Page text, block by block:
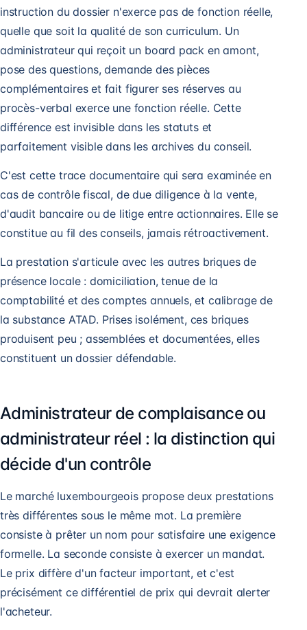
instruction du dossier n'exerce pas de fonction réelle,
quelle que soit la qualité de son curriculum. Un
administrateur qui reçoit un board pack en amont,
pose des questions, demande des pièces
complémentaires et fait figurer ses réserves au
procès-verbal exerce une fonction réelle. Cette
différence est invisible dans les statuts et
parfaitement visible dans les archives du conseil.
C'est cette trace documentaire qui sera examinée en
cas de contrôle fiscal, de due diligence à la vente,
d'audit bancaire ou de litige entre actionnaires. Elle se
constitue au fil des conseils, jamais rétroactivement.
La prestation s'articule avec les autres briques de
présence locale : domiciliation, tenue de la
comptabilité et des comptes annuels, et calibrage de
la substance ATAD. Prises isolément, ces briques
produisent peu ; assemblées et documentées, elles
constituent un dossier défendable.
Administrateur de complaisance ou
administrateur réel : la distinction qui
décide d'un contrôle
Le marché luxembourgeois propose deux prestations
très différentes sous le même mot. La première
consiste à prêter un nom pour satisfaire une exigence
formelle. La seconde consiste à exercer un mandat.
Le prix diffère d'un facteur important, et c'est
précisément ce différentiel de prix qui devrait alerter
l'acheteur.